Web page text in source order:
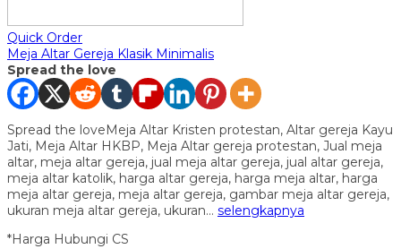
Quick Order
Meja Altar Gereja Klasik Minimalis
Spread the love
Spread the loveMeja Altar Kristen protestan, Altar gereja Kayu
Jati, Meja Altar HKBP, Meja Altar gereja protestan, Jual meja
altar, meja altar gereja, jual meja altar gereja, jual altar gereja,
meja altar katolik, harga altar gereja, harga meja altar, harga
meja altar gereja, meja altar gereja, gambar meja altar gereja,
ukuran meja altar gereja, ukuran… selengkapnya
*Harga Hubungi CS